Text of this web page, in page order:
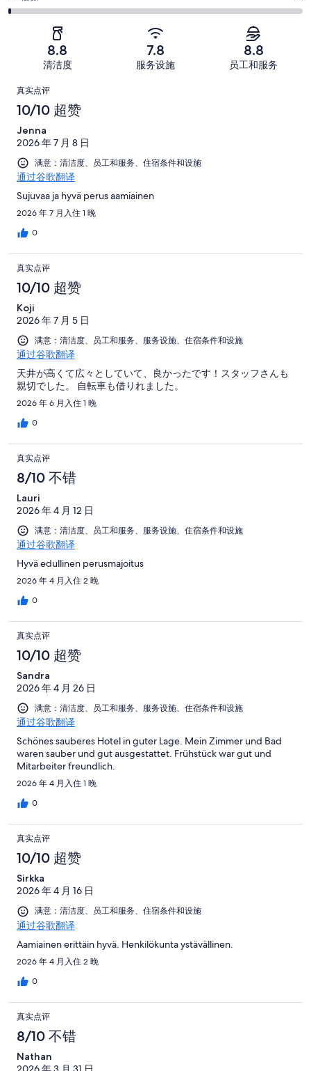
好
条
点
以。
有
1007
点
评
般。
共
有
1007
条
点
评
-
评，
共
1007
条
点
分
条
好
评，
共
有
1007
条
点
评
8.8
清洁度
7.8
服务设施
8.8
员工和服务
点
评
真实点评
10/10 超赞
Jenna
2026 年 7 月 8 日
满意：清洁度、员工和服务、住宿条件和设施
通过谷歌翻译
Sujuvaa ja hyvä perus aamiainen
2026 年 7 月入住 1 晚
0
真实点评
10/10 超赞
Koji
2026 年 7 月 5 日
满意：清洁度、员工和服务、服务设施、住宿条件和设施
通过谷歌翻译
天井が高くて広々としていて、良かったです！スタッフさんも
親切でした。 自転車も借りれました。
2026 年 6 月入住 1 晚
0
真实点评
8/10 不错
Lauri
2026 年 4 月 12 日
满意：清洁度、员工和服务、服务设施、住宿条件和设施
通过谷歌翻译
Hyvä edullinen perusmajoitus
2026 年 4 月入住 2 晚
0
真实点评
10/10 超赞
Sandra
2026 年 4 月 26 日
满意：清洁度、员工和服务、服务设施、住宿条件和设施
通过谷歌翻译
Schönes sauberes Hotel in guter Lage. Mein Zimmer und Bad
waren sauber und gut ausgestattet. Frühstück war gut und
Mitarbeiter freundlich.
2026 年 4 月入住 1 晚
0
真实点评
10/10 超赞
Sirkka
2026 年 4 月 16 日
满意：清洁度、员工和服务、住宿条件和设施
通过谷歌翻译
Aamiainen erittäin hyvä. Henkilökunta ystävällinen.
2026 年 4 月入住 2 晚
0
真实点评
8/10 不错
Nathan